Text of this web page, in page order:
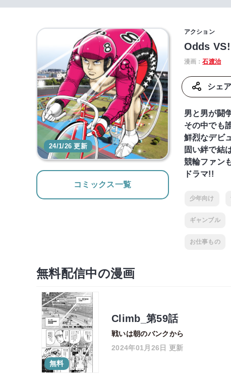
24/1/26 更新
コミックス一覧
アクション
Odds VS!
漫画：石渡治
シェア
男と男が闘
その中でも
鮮烈なデビ
固い絆で結
競輪ファン
ドラマ!!
少年向け
ギャンブル
お仕事もの
無料配信中の漫画
無料
Climb_第59話
戦いは朝のバンクから
2024年01月26日 更新